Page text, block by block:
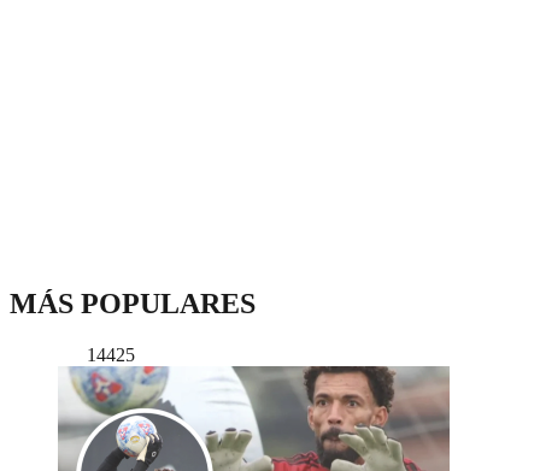
MÁS POPULARES
14425